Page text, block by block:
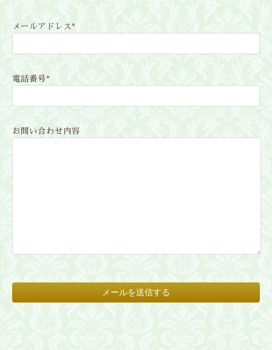
メールアドレス*
電話番号*
お問い合わせ内容